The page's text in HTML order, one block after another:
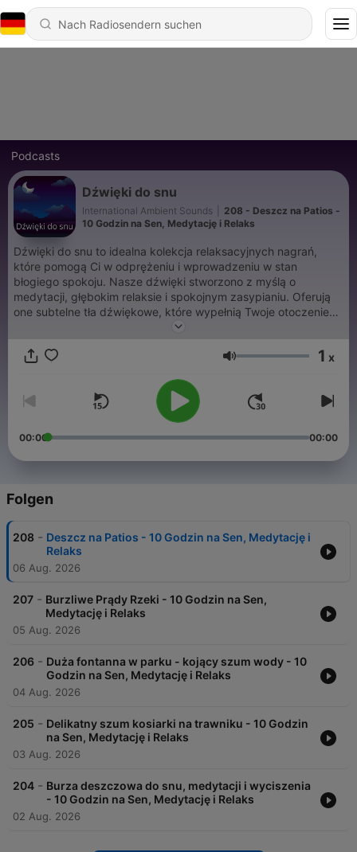
Podcasts
Dźwięki do snu
International Ambient Sounds
208 - Deszcz na Patios -
10 Godzin na Sen, Medytację i Relaks
Dźwięki do snu to idealna kolekcja relaksacyjnych nagrań,
które pomogą Ci w odprężeniu i wprowadzeniu w stan
błogiego spokoju. Nasze dźwięki stworzono z myślą o
medytacji, głębokim relaksie i spokojnym zasypianiu. Oferują
one subtelne tła dźwiękowe, które wypełnią Twoje otoczenie
kojącymi melodiami, sprzyjającymi wyciszeniu umysłu.
dniu, czy szukasz idealnych dźwięków do medytacji, ta
Lautstärke 1 x
00:00 00:00
Folgen
208 - Deszcz na Patios - 10 Godzin na Sen, Medytację i
Relaks
06 Aug. 2026
207 - Burzliwe Prądy Rzeki - 10 Godzin na Sen,
Medytację i Relaks
05 Aug. 2026
206 - Duża fontanna w parku - kojący szum wody - 10
Godzin na Sen, Medytację i Relaks
04 Aug. 2026
205 - Delikatny szum kosiarki na trawniku - 10 Godzin
na Sen, Medytację i Relaks
03 Aug. 2026
204 - Burza deszczowa do snu, medytacji i wyciszenia
- 10 Godzin na Sen, Medytację i Relaks
02 Aug. 2026